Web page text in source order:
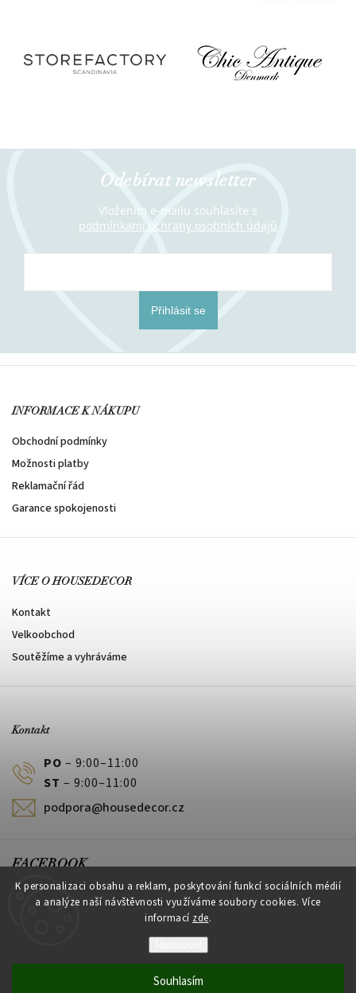
K personalizaci obsahu a reklam, poskytování funkcí sociálních médií
a analýze naší návštěvnosti využíváme soubory cookies. Více
informací zde.
Souhlasím
Odebírat newsletter
Vložením e-mailu souhlasíte s
podmínkami ochrany osobních údajů
Přihlásit se
INFORMACE K NÁKUPU
Obchodní podmínky
Možnosti platby
Reklamační řád
Garance spokojenosti
VÍCE O HOUSEDECOR
Kontakt
Velkoobchod
Soutěžíme a vyhráváme
Kontakt
PO – 9:00–11:00
ST – 9:00–11:00
podpora@housedecor.cz
FACEBOOK